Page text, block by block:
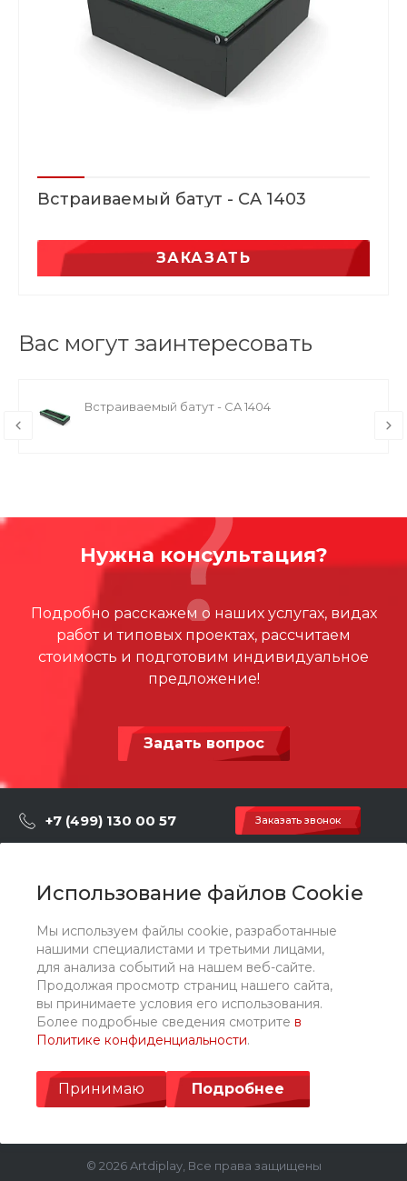
Использование файлов Cookie
Мы используем файлы cookie, разработанные
нашими специалистами и третьими лицами,
для анализа событий на нашем веб-сайте.
Продолжая просмотр страниц нашего сайта,
вы принимаете условия его использования.
Более подробные сведения смотрите в
Политике конфиденциальности.
Принимаю Подробнее
Встраиваемый батут - CA 1403
ЗАКАЗАТЬ
Вас могут заинтересовать
Встраиваемый батут - CA 1404
Нужна консультация?
Подробно расскажем о наших услугах, видах
работ и типовых проектах, рассчитаем
стоимость и подготовим индивидуальное
предложение!
Задать вопрос
+7 (499) 130 00 57 Заказать звонок
г. Москва, Марксистская 3 стр.2
О компании
Каталог
Услуги
© 2026 Artdiplay, Все права защищены